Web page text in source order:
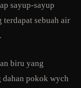
sayup-sayup
sebuah air
biru yang
pokok wych